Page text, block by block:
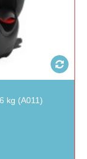
kg (A011)